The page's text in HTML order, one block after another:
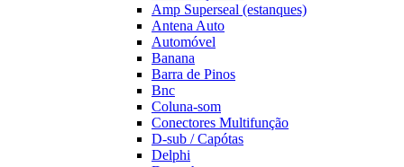
Amp Superseal (estanques)
Antena Auto
Automóvel
Banana
Barra de Pinos
Bnc
Coluna-som
Conectores Multifunção
D-sub / Capótas
Delphi